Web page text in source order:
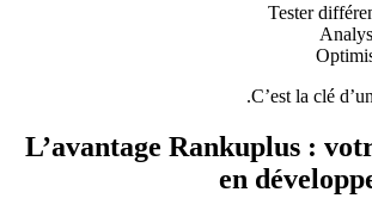
Tester
C’est la clé
L’avantage Rankuplus :
en